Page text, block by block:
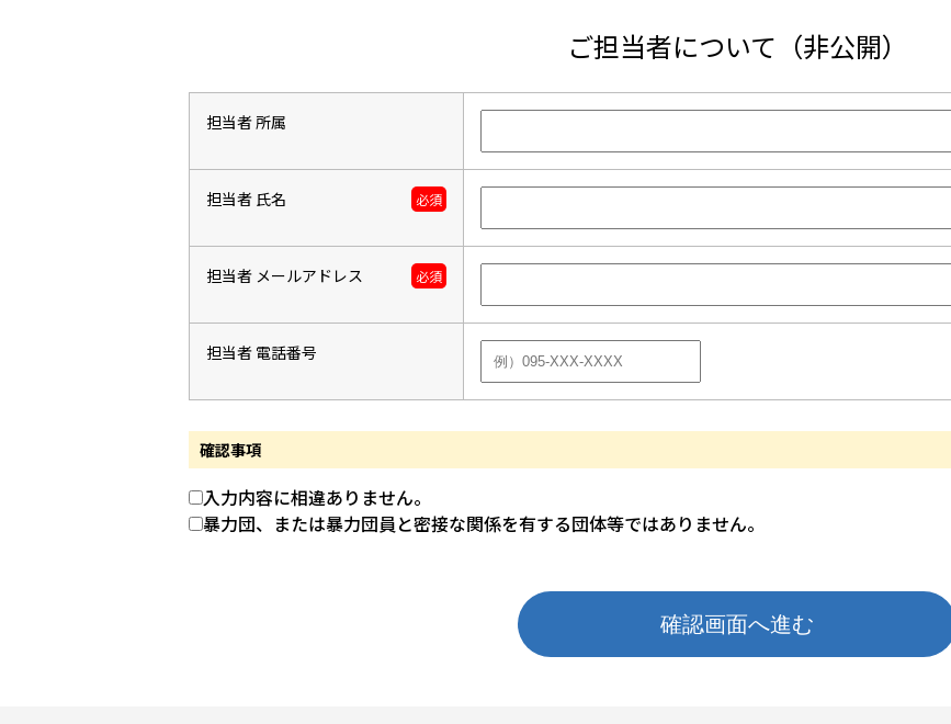
ご担当者について（非公開）
担当者 所属
担当者 氏名 必須
担当者 メールアドレス 必須
担当者 電話番号
確認事項
入力内容に相違ありません。
暴力団、または暴力団員と密接な関係を有する団体等ではありません。